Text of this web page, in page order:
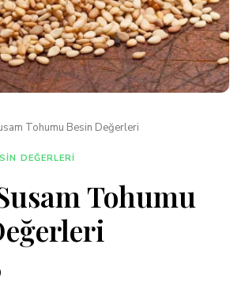
Tohumu Besin Değerleri
DEĞERLERI
Tohumu